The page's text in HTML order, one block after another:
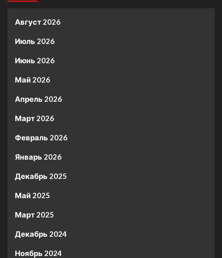
Август 2026
Июль 2026
Июнь 2026
Май 2026
Апрель 2026
Март 2026
Февраль 2026
Январь 2026
Декабрь 2025
Май 2025
Март 2025
Декабрь 2024
Ноябрь 2024